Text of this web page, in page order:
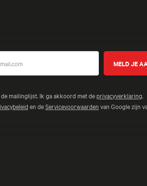
mailinglijst. Ik ga akkoord met de privacyverklaring.
en deServicevoorwaarden van Google zijn